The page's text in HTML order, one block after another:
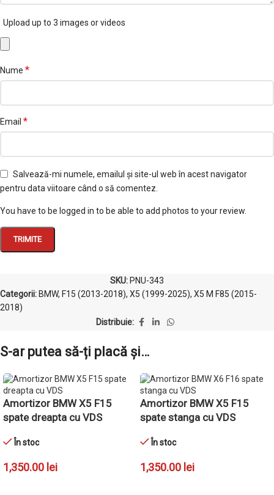
Upload up to 3 images or videos
Nume *
Email *
Salvează-mi numele, emailul și site-ul web în acest navigator
pentru data viitoare când o să comentez.
You have to be logged in to be able to add photos to your review.
SKU: PNU-343
Categorii: BMW, F15 (2013-2018), X5 (1999-2025), X5 M F85 (2015-
2018)
Distribuie:
S-ar putea să-ți placă și…
Amortizor BMW X5 F15
spate dreapta cu VDS
În stoc
1,350.00 lei
Amortizor BMW X5 F15
spate stanga cu VDS
În stoc
1,350.00 lei